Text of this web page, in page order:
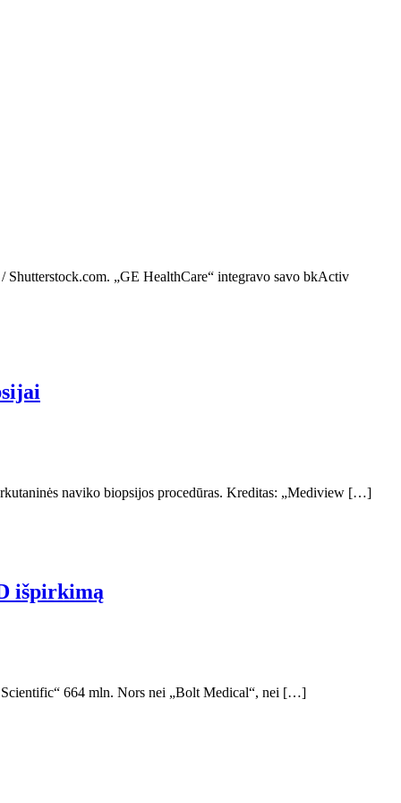
„GE HealthCare“ integravo savo bkActiv
naviko biopsijos procedūras. Kreditas: „Mediview […]
išpirkimą
664 mln. Nors nei „Bolt Medical“, nei […]